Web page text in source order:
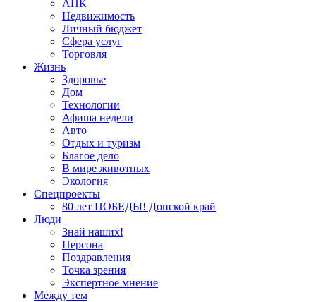
АПК
Недвижимость
Личный бюджет
Сфера услуг
Торговля
Жизнь
Здоровье
Дом
Технологии
Афиша недели
Авто
Отдых и туризм
Благое дело
В мире животных
Экология
Спецпроекты
80 лет ПОБЕДЫ! Донской край
Люди
Знай наших!
Персона
Поздравления
Точка зрения
Экспертное мнение
Между тем